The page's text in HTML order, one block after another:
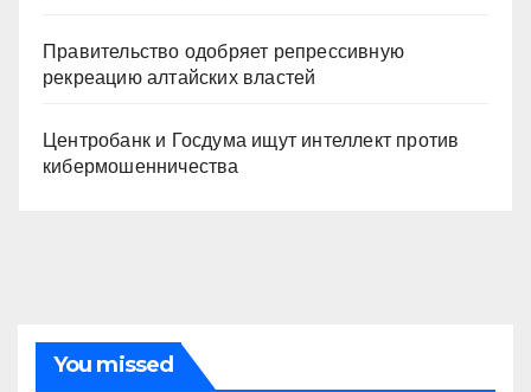
Правительство одобряет репрессивную
рекреацию алтайских властей
Центробанк и Госдума ищут интеллект против
кибермошенничества
You missed